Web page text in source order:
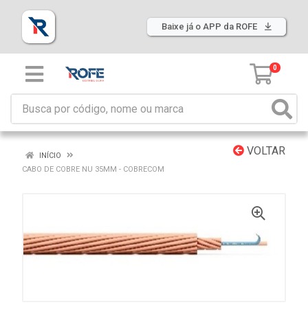
Baixe já o APP da ROFE
0
VOLTAR
INÍCIO
CABO DE COBRE NU 35MM - COBRECOM